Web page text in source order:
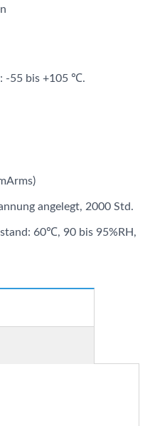
-55 bis +105 ℃.
angelegt, 2000 Std.
60℃, 90 bis 95%RH,